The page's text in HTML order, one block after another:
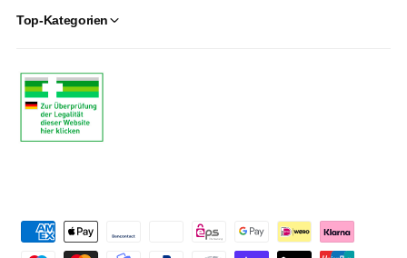
Top-Kategorien